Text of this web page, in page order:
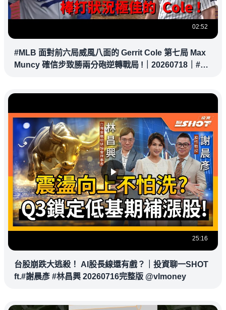
02:52
#MLB 面對前六局威風八面的 Gerrit Cole 第七局 Max
Muncy 確信步致勝兩分砲逆轉戰局 !｜20260718｜#洛
25:16
台股崩跌大逃殺！ AI股長線還有戲？｜投資聊一SHOT
ft.#謝晨彥 #林昌興 20260716完整版 @vlmoney